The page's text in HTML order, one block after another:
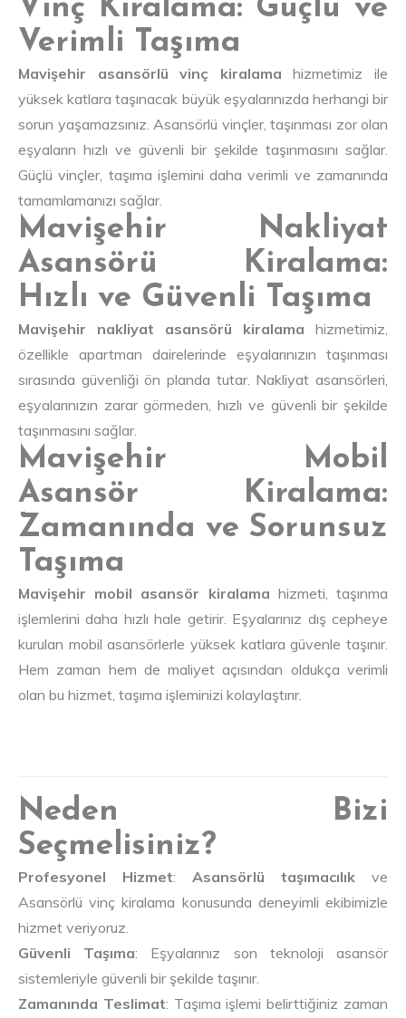
Vinç Kiralama: Güçlü ve
Verimli Taşıma
Mavişehir asansörlü vinç kiralama hizmetimiz ile
yüksek katlara taşınacak büyük eşyalarınızda herhangi bir
sorun yaşamazsınız. Asansörlü vinçler, taşınması zor olan
eşyaların hızlı ve güvenli bir şekilde taşınmasını sağlar.
Güçlü vinçler, taşıma işlemini daha verimli ve zamanında
tamamlamanızı sağlar.
Mavişehir Nakliyat
Asansörü Kiralama:
Hızlı ve Güvenli Taşıma
Mavişehir nakliyat asansörü kiralama hizmetimiz,
özellikle apartman dairelerinde eşyalarınızın taşınması
sırasında güvenliği ön planda tutar. Nakliyat asansörleri,
eşyalarınızın zarar görmeden, hızlı ve güvenli bir şekilde
taşınmasını sağlar.
Mavişehir Mobil
Asansör Kiralama:
Zamanında ve Sorunsuz
Taşıma
Mavişehir mobil asansör kiralama hizmeti, taşınma
işlemlerini daha hızlı hale getirir. Eşyalarınız dış cepheye
kurulan mobil asansörlerle yüksek katlara güvenle taşınır.
Hem zaman hem de maliyet açısından oldukça verimli
olan bu hizmet, taşıma işleminizi kolaylaştırır.
Neden Bizi
Seçmelisiniz?
Profesyonel Hizmet: Asansörlü taşımacılık ve
Asansörlü vinç kiralama konusunda deneyimli ekibimizle
hizmet veriyoruz.
Güvenli Taşıma: Eşyalarınız son teknoloji asansör
sistemleriyle güvenli bir şekilde taşınır.
Zamanında Teslimat: Taşıma işlemi belirttiğiniz zaman